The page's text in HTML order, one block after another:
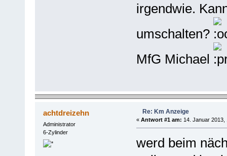
irgendwie.
umschalten?
MfG Michael
achtdreizehn
Administrator
6-Zylinder
Re: Km Anzeige
« Antwort #1 am: 14. Januar 2013,
werd beim